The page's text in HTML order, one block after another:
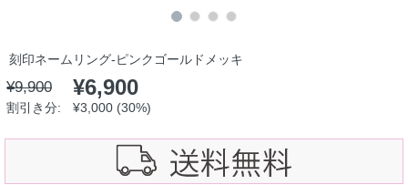
刻印ネームリング-ピンクゴールドメッキ
¥9,900 ¥6,900
割引き分: ¥3,000 (30%)